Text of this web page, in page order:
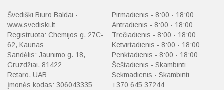
Švediški Biuro Baldai -
www.svediski.lt
Registruota: Chemijos g. 27C-
62, Kaunas
Sandėlis: Jaunimo g. 18,
Gruzdžiai, 81422
Retaro, UAB
Įmonės kodas: 306043335
Pirmadienis - 8:00 - 18:00
Antradienis - 8:00 - 18:00
Trečiadienis - 8:00 - 18:00
Ketvirtadienis - 8:00 - 18:00
Penktadienis - 8:00 - 18:00
Šeštadienis - Skambinti
Sekmadienis - Skambinti
+370 645 37244